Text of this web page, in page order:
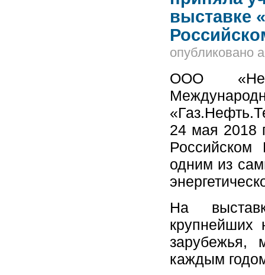
выставке
опубликовано
ООО
24 мая 2018
Российском
одним из
На
крупнейших
зарубежья,
каждым